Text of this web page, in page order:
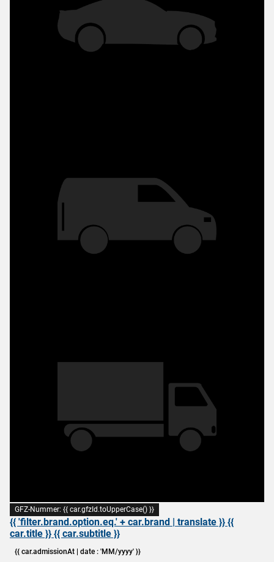
GFZ-Nummer: {{ car.gfzId.toUpperCase() }}
{{ 'filter.brand.option.eq.' + car.brand | translate }} {{
car.title }} {{ car.subtitle }}
{{ car.admissionAt | date : 'MM/yyyy' }}